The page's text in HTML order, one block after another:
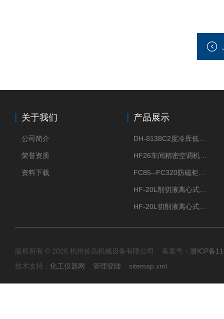
关于我们
公司简介
荣誉资质
资料下载
产品展示
版权所有 © 2026 杭州佐岛机械设备有限公司 备案号： 浙ICP备
技术支持： 化工仪器网 管理登陆 sitemap.xml